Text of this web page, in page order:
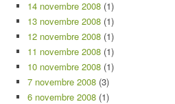
14 novembre 2008 (1)
13 novembre 2008 (1)
12 novembre 2008 (1)
11 novembre 2008 (1)
10 novembre 2008 (1)
7 novembre 2008 (3)
6 novembre 2008 (1)